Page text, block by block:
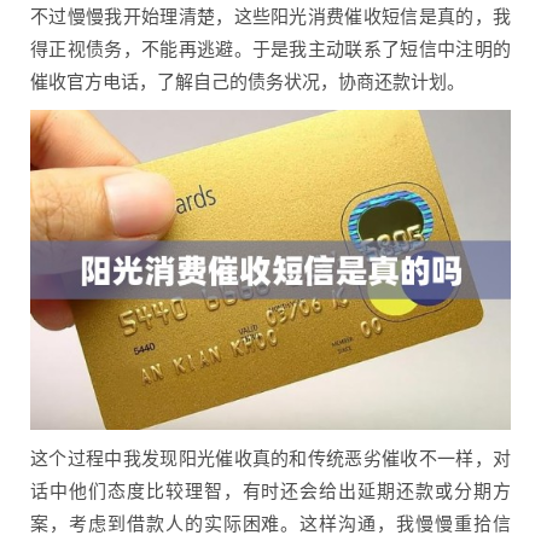
不过慢慢我开始理清楚，这些阳光消费催收短信是真的，我
得正视债务，不能再逃避。于是我主动联系了短信中注明的
催收官方电话，了解自己的债务状况，协商还款计划。
这个过程中我发现阳光催收真的和传统恶劣催收不一样，对
话中他们态度比较理智，有时还会给出延期还款或分期方
案，考虑到借款人的实际困难。这样沟通，我慢慢重拾信